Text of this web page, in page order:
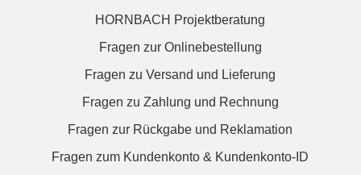
HORNBACH Projektberatung
Fragen zur Onlinebestellung
Fragen zu Versand und Lieferung
Fragen zu Zahlung und Rechnung
Fragen zur Rückgabe und Reklamation
Fragen zum Kundenkonto & Kundenkonto-ID